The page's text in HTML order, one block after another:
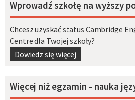
Wprowadź szkołę na wyższy
Chcesz uzyskać status Cambridge
Centre dla Twojej szkoły?
Dowiedz się więcej
Więcej niż egzamin - nauka